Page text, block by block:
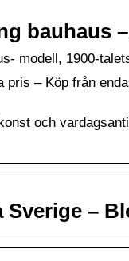
bauhaus
modell, 1900-
– Köp från
och
Sverige –